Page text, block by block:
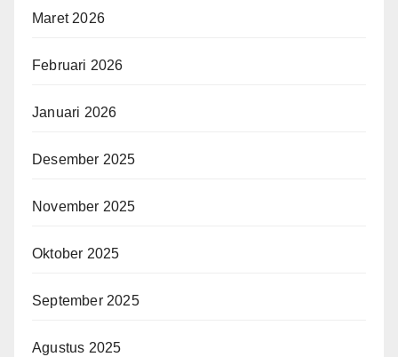
Maret 2026
Februari 2026
Januari 2026
Desember 2025
November 2025
Oktober 2025
September 2025
Agustus 2025